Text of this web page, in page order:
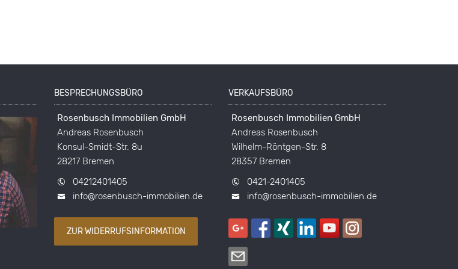
BESPRECHUNGSBÜRO
Rosenbusch Immobilien GmbH
Andreas Rosenbusch
Konsul-Smidt-Str. 8u
28217 Bremen
04212401405
info@rosenbusch-immobilien.de
ZUR WIDERRUFSINFORMATION
VERKAUFSBÜRO
Rosenbusch Immobilien GmbH
Andreas Rosenbusch
Wilhelm-Röntgen-Str. 8
28357 Bremen
0421-2401405
info@rosenbusch-immobilien.de